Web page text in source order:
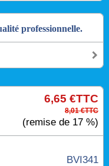
professionnelle.
6,65 €TTC
8,01 €TTC
(remise de 17 %)
BVI341